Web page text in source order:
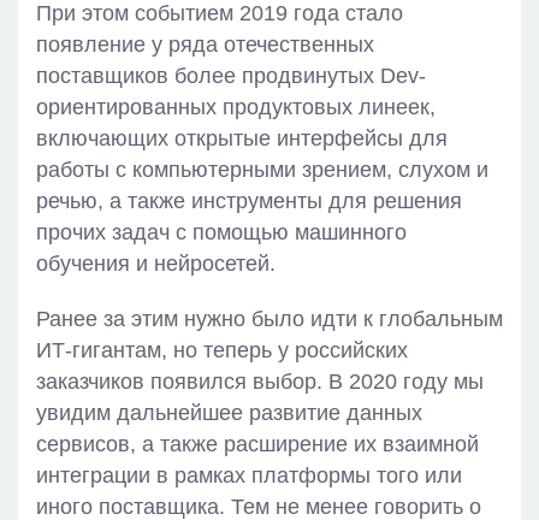
При этом событием 2019 года стало
появление у ряда отечественных
поставщиков более продвинутых Dev-
ориентированных продуктовых линеек,
включающих открытые интерфейсы для
работы с компьютерными зрением, слухом и
речью, а также инструменты для решения
прочих задач с помощью машинного
обучения и нейросетей.
Ранее за этим нужно было идти к глобальным
ИТ-гигантам, но теперь у российских
заказчиков появился выбор. В 2020 году мы
увидим дальнейшее развитие данных
сервисов, а также расширение их взаимной
интеграции в рамках платформы того или
иного поставщика. Тем не менее говорить о